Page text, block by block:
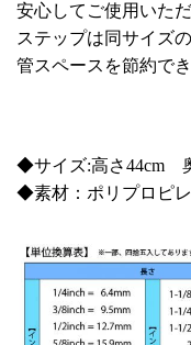
安心してご使用いただ
ステップは同サイズ
管スペースを節約で
◆サイズ:高さ44cm
◆素材：ポリプロピ